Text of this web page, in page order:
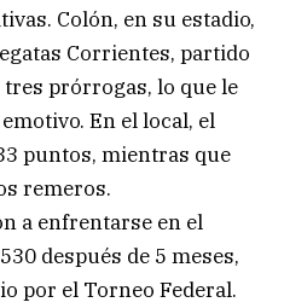
Colón, en su estadio,
Corrientes, partido
prórrogas, lo que le
En el local, el
puntos, mientras que
remeros.
a enfrentarse en el
después de 5 meses,
por el Torneo Federal.